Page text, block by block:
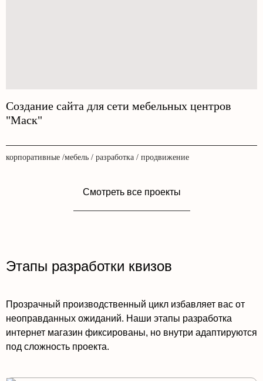
Создание сайта для сети мебельных центров
"Маск"
корпоративные /мебель / разработка / продвижение
Смотреть все проекты
Этапы разработки квизов
Прозрачный производственный цикл избавляет вас от
неоправданных ожиданий. Наши этапы разработка
интернет магазин фиксированы, но внутри адаптируются
под сложность проекта.